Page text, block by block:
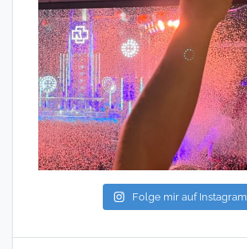
Folge mir auf Instagram